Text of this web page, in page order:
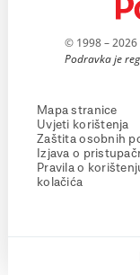
© 1998 –
Podravka je
Mapa stranice
Uvjeti korištenja
Zaštita osobnih
Izjava o
Pravila o
kolačića